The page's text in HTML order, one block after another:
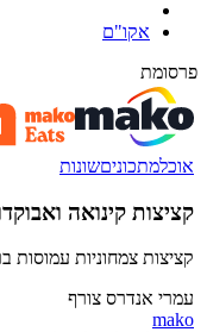
אקו"ם
פרסומת
אוכלמתכוניםשונות
קציצות קינואה
קציצות צמחוניות
עמרי אנדרס צורף
mako